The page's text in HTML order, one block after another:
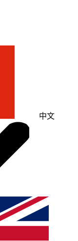
中文